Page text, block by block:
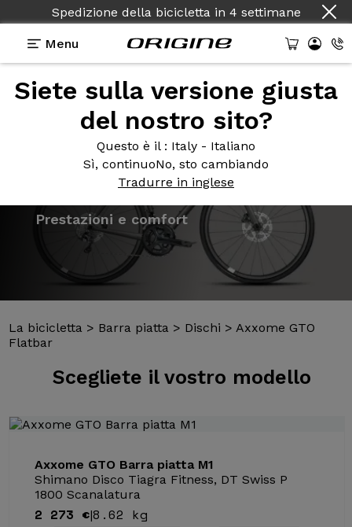
Spedizione della bicicletta in 4 settimane
Menu
Siete sulla versione giusta
del nostro sito?
Questo è il : Italy - Italiano
Sì, continuoNo, sto cambiando
Tradurre in inglese
Presentazione Tecnologie
La bicicletta > Barra piatta > Dischi >Axxome GTO
Flatbar
Scegliete ilvostro modello
Axxome GTO Barra piatta M1
Shimano Disco Tiagra Fitness, DT Swiss P
1800 Scanalatura
2 273 €|8.62 kg